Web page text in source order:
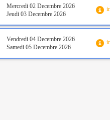
Mercredi 02 Decembre 2026
Jeudi 03 Decembre 2026
Vendredi 04 Decembre 2026
Samedi 05 Decembre 2026